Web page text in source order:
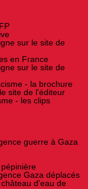
sur le site de
en France
sur le site de
- la brochure
site de l'éditeur
- les clips
guerre à Gaza
Gaza déplacés
d'eau de